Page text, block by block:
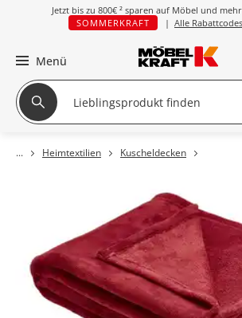
Jetzt bis zu 800€ ² sparen auf Möbel und
SOMMERKRAFT
| Alle
Menü
Heimtextilien Kuscheldecken